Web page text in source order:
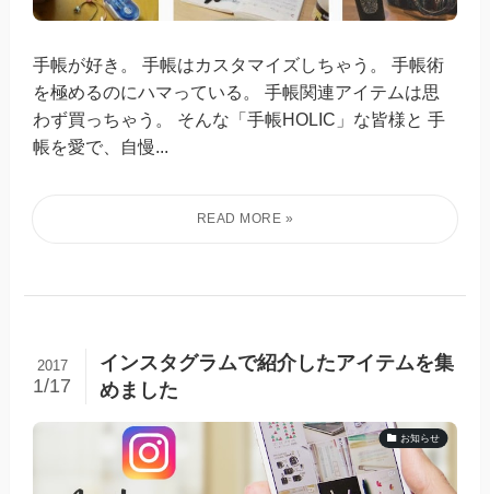
手帳が好き。 手帳はカスタマイズしちゃう。 手帳術
を極めるのにハマっている。 手帳関連アイテムは思
わず買っちゃう。 そんな「手帳HOLIC」な皆様と 手
帳を愛で、自慢...
インスタグラムで紹介したアイテムを集
めました
2017
1/17
お知らせ